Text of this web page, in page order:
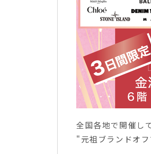
全国各地で開催し
"元祖ブランドオ